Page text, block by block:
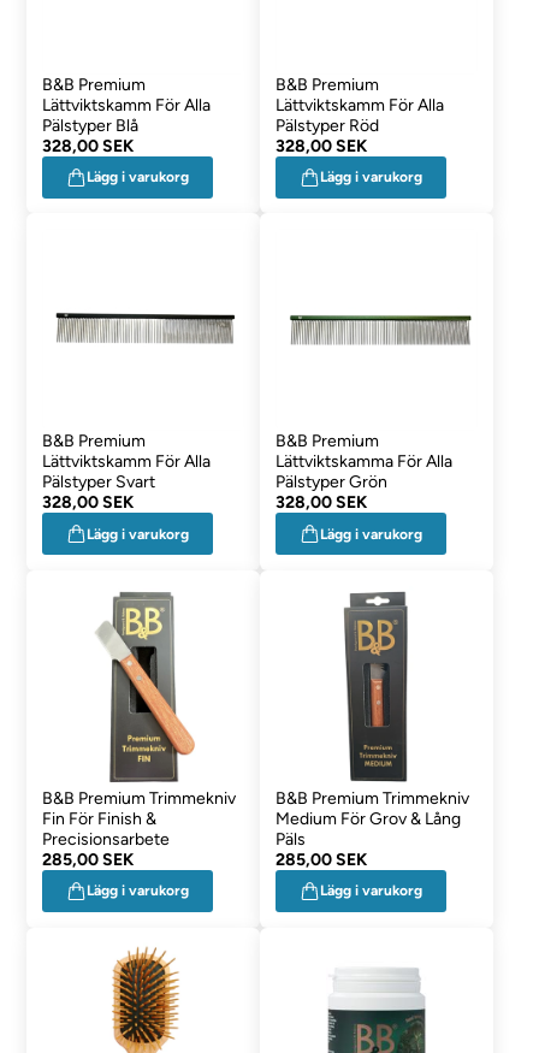
B&B Premium
Lättviktskamm För Alla
Pälstyper Blå
328,00 SEK
Lägg i varukorg
B&B Premium
Lättviktskamm För Alla
Pälstyper Röd
328,00 SEK
Lägg i varukorg
B&B Premium
Lättviktskamm För Alla
Pälstyper Svart
328,00 SEK
Lägg i varukorg
B&B Premium
Lättviktskamma För Alla
Pälstyper Grön
328,00 SEK
Lägg i varukorg
B&B Premium Trimmekniv
Fin För Finish &
Precisionsarbete
285,00 SEK
Lägg i varukorg
B&B Premium Trimmekniv
Medium För Grov & Lång
Päls
285,00 SEK
Lägg i varukorg